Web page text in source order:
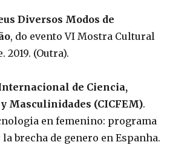
Diversos Modos de
, do evento VI Mostra Cultural
2019. (Outra).
de Ciencia,
Masculinidades (CICFEM).
en femenino: programa
brecha de genero en Espanha.